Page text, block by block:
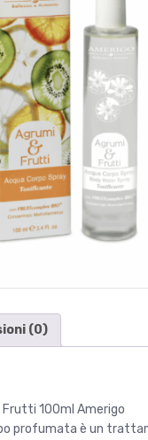
(0)
Frutti 100ml Amerigo
profumata è un